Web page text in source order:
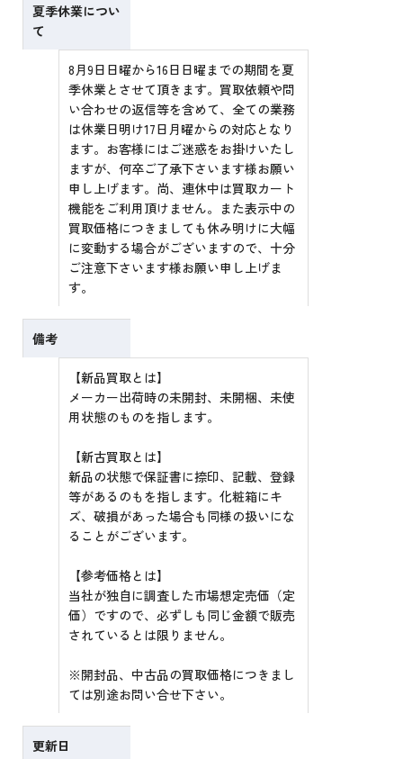
夏季休業につい
て
8月9日日曜から16日日曜までの期間を夏
季休業とさせて頂きます。買取依頼や問
い合わせの返信等を含めて、全ての業務
は休業日明け17日月曜からの対応となり
ます。お客様にはご迷惑をお掛けいたし
ますが、何卒ご了承下さいます様お願い
申し上げます。尚、連休中は買取カート
機能をご利用頂けません。また表示中の
買取価格につきましても休み明けに大幅
に変動する場合がございますので、十分
ご注意下さいます様お願い申し上げま
す。
備考
【新品買取とは】
メーカー出荷時の未開封、未開梱、未使
用状態のものを指します。
【新古買取とは】
新品の状態で保証書に捺印、記載、登録
等があるのもを指します。化粧箱にキ
ズ、破損があった場合も同様の扱いにな
ることがございます。
【参考価格とは】
当社が独自に調査した市場想定売価（定
価）ですので、必ずしも同じ金額で販売
されているとは限りません。
※開封品、中古品の買取価格につきまし
ては別途お問い合せ下さい。
更新日